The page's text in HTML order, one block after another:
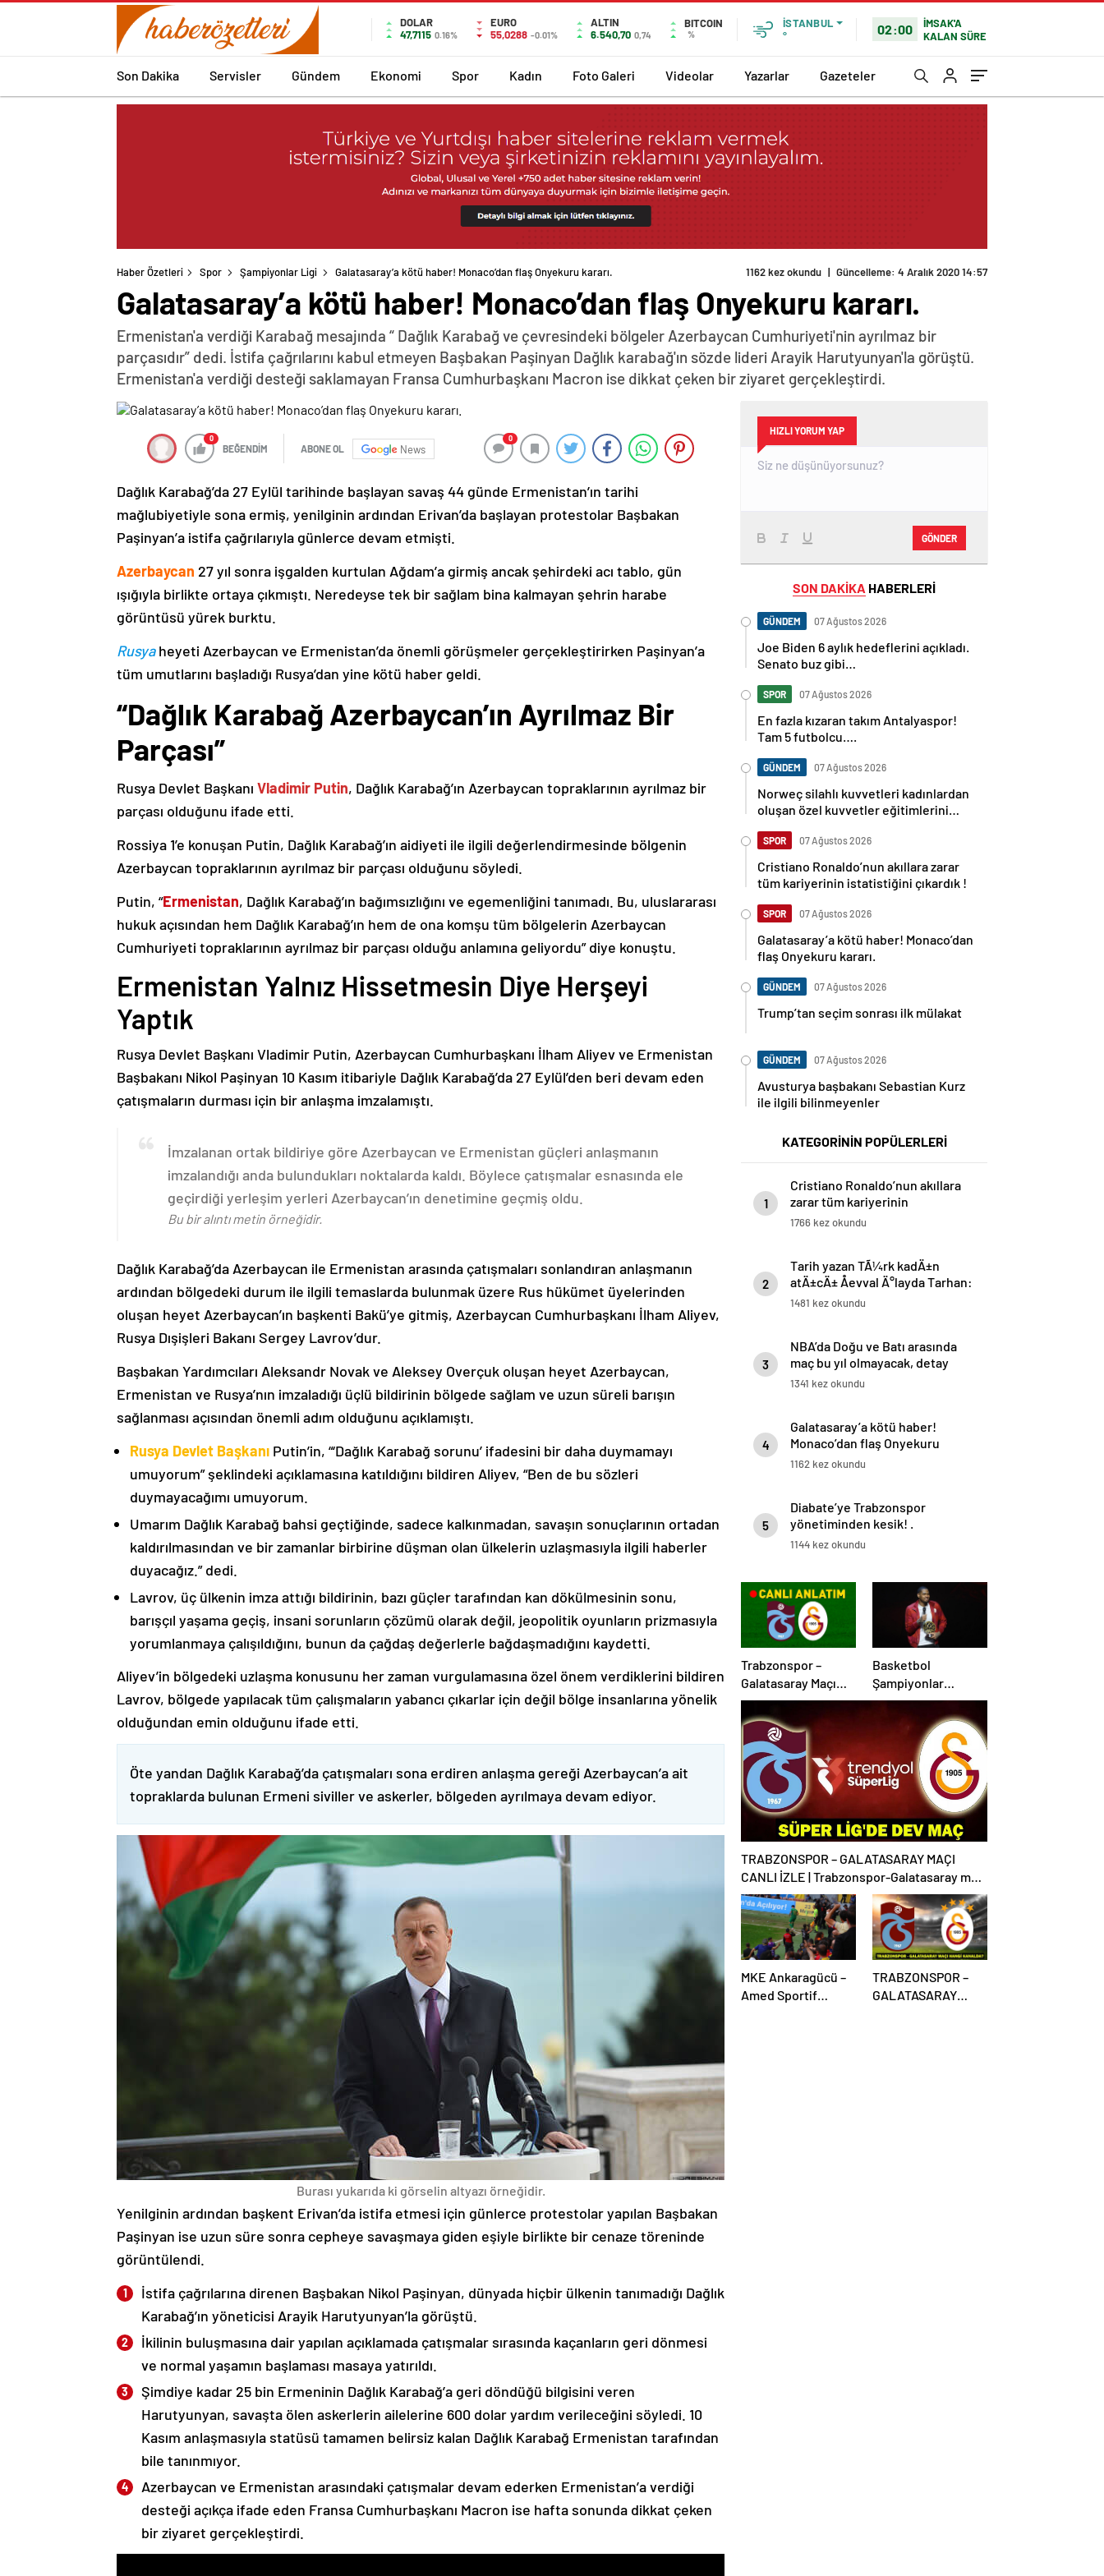
DOLAR
47,7115 0.16%
EURO
55,0288 -0.01%
ALTIN
6.540,70 0,74
BITCOIN
%
İSTANBUL
°
02:00
İMSAK'A
KALAN SÜRE
Son Dakika Servisler Gündem Ekonomi Spor Kadın Foto Galeri Videolar Yazarlar Gazeteler
Haber Özetleri Spor Şampiyonlar Ligi Galatasaray’a kötü haber! Monaco’dan flaş Onyekuru kararı. 1162 kez okundu | Güncelleme: 4 Aralık 2020 14:57
Galatasaray’a kötü haber! Monaco’dan flaş Onyekuru kararı.
Ermenistan'a verdiği Karabağ mesajında “ Dağlık Karabağ ve çevresindeki bölgeler Azerbaycan Cumhuriyeti'nin ayrılmaz bir
parçasıdır” dedi. İstifa çağrılarını kabul etmeyen Başbakan Paşinyan Dağlık karabağ'ın sözde lideri Arayik Harutyunyan'la görüştü.
Ermenistan'a verdiği desteği saklamayan Fransa Cumhurbaşkanı Macron ise dikkat çeken bir ziyaret gerçekleştirdi.
0
BEĞENDİM ABONE OL News
0
Dağlık Karabağ’da 27 Eylül tarihinde başlayan savaş 44 günde Ermenistan’ın tarihi
mağlubiyetiyle sona ermiş, yenilginin ardından Erivan’da başlayan protestolar Başbakan
Paşinyan’a istifa çağrılarıyla günlerce devam etmişti.
Azerbaycan 27 yıl sonra işgalden kurtulan Ağdam’a girmiş ancak şehirdeki acı tablo, gün
ışığıyla birlikte ortaya çıkmıştı. Neredeyse tek bir sağlam bina kalmayan şehrin harabe
görüntüsü yürek burktu.
Rusyaheyeti Azerbaycan ve Ermenistan’da önemli görüşmeler gerçekleştirirken Paşinyan’a
tüm umutlarını başladığı Rusya’dan yine kötü haber geldi.
“Dağlık Karabağ Azerbaycan’ın Ayrılmaz Bir
Parçası”
Rusya Devlet Başkanı Vladimir Putin, Dağlık Karabağ’ın Azerbaycan topraklarının ayrılmaz bir
parçası olduğunu ifade etti.
Rossiya 1’e konuşan Putin, Dağlık Karabağ’ın aidiyeti ile ilgili değerlendirmesinde bölgenin
Azerbaycan topraklarının ayrılmaz bir parçası olduğunu söyledi.
Putin, “Ermenistan, Dağlık Karabağ’ın bağımsızlığını ve egemenliğini tanımadı. Bu, uluslararası
hukuk açısından hem Dağlık Karabağ’ın hem de ona komşu tüm bölgelerin Azerbaycan
Cumhuriyeti topraklarının ayrılmaz bir parçası olduğu anlamına geliyordu” diye konuştu.
Ermenistan Yalnız Hissetmesin Diye Herşeyi
Yaptık
Rusya Devlet Başkanı Vladimir Putin, Azerbaycan Cumhurbaşkanı İlham Aliyev ve Ermenistan
Başbakanı Nikol Paşinyan 10 Kasım itibariyle Dağlık Karabağ’da 27 Eylül’den beri devam eden
çatışmaların durması için bir anlaşma imzalamıştı.
İmzalanan ortak bildiriye göre Azerbaycan ve Ermenistan güçleri anlaşmanın
imzalandığı anda bulundukları noktalarda kaldı. Böylece çatışmalar esnasında ele
geçirdiği yerleşim yerleri Azerbaycan’ın denetimine geçmiş oldu.
Bu bir alıntı metin örneğidir.
Dağlık Karabağ’da Azerbaycan ile Ermenistan arasında çatışmaları sonlandıran anlaşmanın
ardından bölgedeki durum ile ilgili temaslarda bulunmak üzere Rus hükümet üyelerinden
oluşan heyet Azerbaycan’ın başkenti Bakü’ye gitmiş, Azerbaycan Cumhurbaşkanı İlham Aliyev,
Rusya Dışişleri Bakanı Sergey Lavrov’dur.
Başbakan Yardımcıları Aleksandr Novak ve Aleksey Overçuk oluşan heyet Azerbaycan,
Ermenistan ve Rusya’nın imzaladığı üçlü bildirinin bölgede sağlam ve uzun süreli barışın
sağlanması açısından önemli adım olduğunu açıklamıştı.
Rusya Devlet Başkanı Putin’in, “‘Dağlık Karabağ sorunu’ ifadesini bir daha duymamayı
umuyorum” şeklindeki açıklamasına katıldığını bildiren Aliyev, “Ben de bu sözleri
duymayacağımı umuyorum.
Umarım Dağlık Karabağ bahsi geçtiğinde, sadece kalkınmadan, savaşın sonuçlarının ortadan
kaldırılmasından ve bir zamanlar birbirine düşman olan ülkelerin uzlaşmasıyla ilgili haberler
duyacağız.” dedi.
Lavrov, üç ülkenin imza attığı bildirinin, bazı güçler tarafından kan dökülmesinin sonu,
barışçıl yaşama geçiş, insani sorunların çözümü olarak değil, jeopolitik oyunların prizmasıyla
yorumlanmaya çalışıldığını, bunun da çağdaş değerlerle bağdaşmadığını kaydetti.
Aliyev’in bölgedeki uzlaşma konusunu her zaman vurgulamasına özel önem verdiklerini bildiren
Lavrov, bölgede yapılacak tüm çalışmaların yabancı çıkarlar için değil bölge insanlarına yönelik
olduğundan emin olduğunu ifade etti.
Öte yandan Dağlık Karabağ’da çatışmaları sona erdiren anlaşma gereği Azerbaycan’a ait
topraklarda bulunan Ermeni siviller ve askerler, bölgeden ayrılmaya devam ediyor.
Burası yukarıda ki görselin altyazı örneğidir.
Yenilginin ardından başkent Erivan’da istifa etmesi için günlerce protestolar yapılan Başbakan
Paşinyan ise uzun süre sonra cepheye savaşmaya giden eşiyle birlikte bir cenaze töreninde
görüntülendi.
İstifa çağrılarına direnen Başbakan Nikol Paşinyan, dünyada hiçbir ülkenin tanımadığı Dağlık
Karabağ’ın yöneticisi Arayik Harutyunyan’la görüştü.
İkilinin buluşmasına dair yapılan açıklamada çatışmalar sırasında kaçanların geri dönmesi
ve normal yaşamın başlaması masaya yatırıldı.
Şimdiye kadar 25 bin Ermeninin Dağlık Karabağ’a geri döndüğü bilgisini veren
Harutyunyan, savaşta ölen askerlerin ailelerine 600 dolar yardım verileceğini söyledi. 10
Kasım anlaşmasıyla statüsü tamamen belirsiz kalan Dağlık Karabağ Ermenistan tarafından
bile tanınmıyor.
Azerbaycan ve Ermenistan arasındaki çatışmalar devam ederken Ermenistan’a verdiği
desteği açıkça ifade eden Fransa Cumhurbaşkanı Macron ise hafta sonunda dikkat çeken
bir ziyaret gerçekleştirdi.
HIZLI YORUM YAP
GÖNDER
SON DAKİKA HABERLERİ
GÜNDEM 07 Ağustos 2026
Joe Biden 6 aylık hedeflerini açıkladı.
Senato buz gibi…
SPOR 07 Ağustos 2026
En fazla kızaran takım Antalyaspor!
Tam 5 futbolcu….
GÜNDEM 07 Ağustos 2026
Norweç silahlı kuvvetleri kadınlardan
oluşan özel kuvvetler eğitimlerini
SPOR 07 Ağustos 2026
Cristiano Ronaldo’nun akıllara zarar
tüm kariyerinin istatistiğini çıkardık !
SPOR 07 Ağustos 2026
Galatasaray’a kötü haber! Monaco’dan
flaş Onyekuru kararı.
GÜNDEM 07 Ağustos 2026
Trump’tan seçim sonrası ilk mülakat
GÜNDEM 07 Ağustos 2026
Avusturya başbakanı Sebastian Kurz
ile ilgili bilinmeyenler
KATEGORİNİN POPÜLERLERİ
1
Cristiano Ronaldo’nun akıllara
zarar tüm kariyerinin
istatistiğini çıkardık !
1766 kez okundu
2
Tarih yazan TÃ¼rk kadÄ±n
atÄ±cÄ± Åevval Ä°layda Tarhan:
“2028 Los Angeles’ta madalya
1481 kez okundu
3
NBA’da Doğu ve Batı arasında
maç bu yıl olmayacak, detay
haberimizde.
1341 kez okundu
4
Galatasaray’a kötü haber!
Monaco’dan flaş Onyekuru
kararı.
1162 kez okundu
5
Diabate’ye Trabzonspor
yönetiminden kesik! .
1144 kez okundu
Trabzonspor –
Galatasaray Maçı
Canlı Anlatım |
Trabzonspor –
Galatasaray Bein
Sports 1 Canlı İzle |
Lider, Trabzon
deplasmanında
Basketbol
Şampiyonlar
Ligi’nde sezonun en
iyilerine ödülleri
TRABZONSPOR – GALATASARAY MAÇI
CANLI İZLE | Trabzonspor-Galatasaray maçı
canlı izleme bilgileri! Süper Lig’de dev maç!
MKE Ankaragücü –
Amed Sportif
TRABZONSPOR –
GALATASARAY